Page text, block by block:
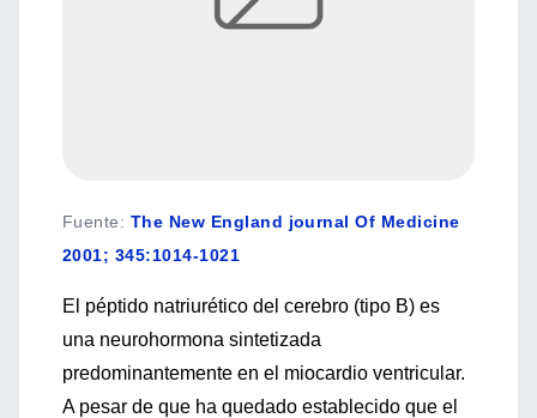
Fuente: The New England journal Of Medicine
2001; 345:1014-1021
El péptido natriurético del cerebro (tipo B) es
una neurohormona sintetizada
predominantemente en el miocardio ventricular.
A pesar de que ha quedado establecido que el